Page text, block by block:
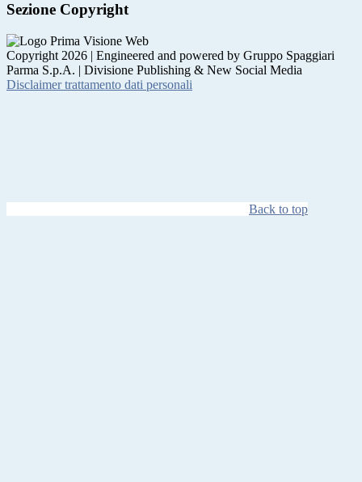
Sezione Copyright
Copyright 2026 | Engineered and powered by Gruppo Spaggiari
Parma S.p.A. | Divisione Publishing & New Social Media
Disclaimer trattamento dati personali
Back to top